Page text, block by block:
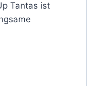
Tantas ist